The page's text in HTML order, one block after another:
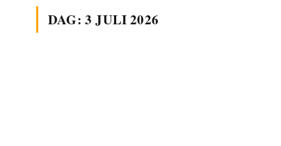
DAG: 3 JULI 2026